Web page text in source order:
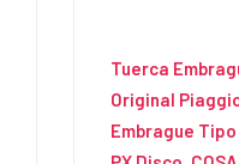
Tuerca
Original
Embrague Tipo